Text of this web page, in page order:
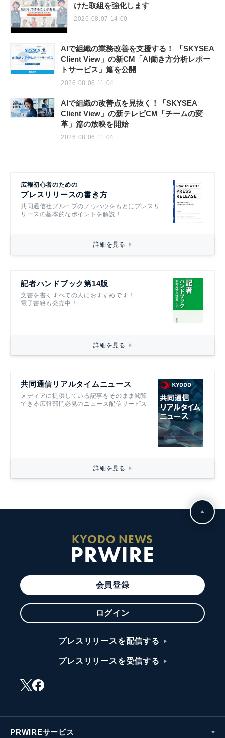
けた取組を強化します
2026.08.07 14:00
AIで組織の業務改善を支援する！ 「SKYSEA
Client View」の新CM「AI働き方分析レポー
トサービス」篇を公開
2026.08.06 11:04
AIで組織の改善点を見抜く！「SKYSEA
Client View」の新テレビCM「チームの変
革」篇の放映を開始
2026.08.06 11:04
広報初心者のための
プレスリリースの書き方
共同通信社グループのノウハウをもとにプレスリ
リースの基本的なポイントを解説！
詳細を見る
記者ハンドブック第14版
文書を書くすべての人におすすめです！
電子書籍も発売中！
詳細を見る
共同通信リアルタイムニュース
メディアに提供している記事をそのまま閲覧
できる広報部門必見のニュース配信サービス
詳細を見る
KYODO NEWS
PRWIRE
会員登録
ログイン
プレスリリースを配信する
プレスリリースを受信する
PRWIREサービス